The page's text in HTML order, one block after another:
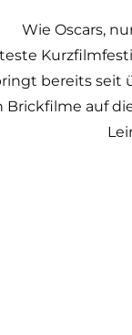
Wie Oscars,
bereits seit
Brickfilme auf